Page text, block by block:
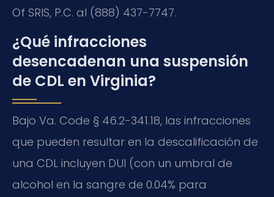
Of SRIS, P.C. al (888) 437-7747.
¿Qué infracciones
desencadenan una suspensión
de CDL en Virginia?
Bajo Va. Code § 46.2-341.18, las infracciones
que pueden resultar en la descalificación de
una CDL incluyen DUI (con un umbral de
alcohol en la sangre de 0.04% para